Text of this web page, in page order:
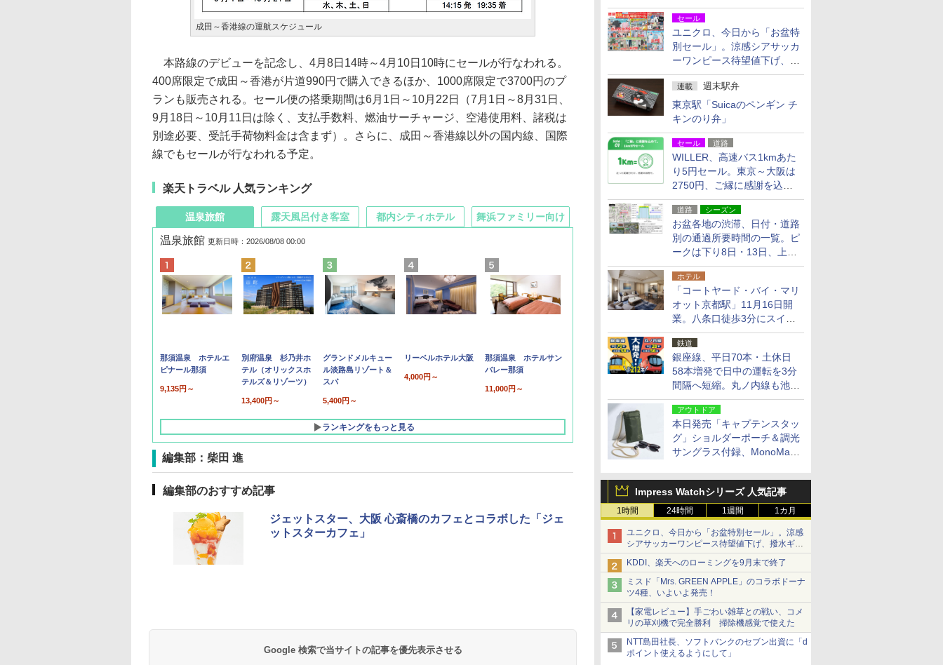
「空港西出口」の利用検討を
セール
ユニクロ、今日から「お盆特
別セール」。涼感シアサッカ
ーワンピース待望値下げ、撥
水ギアショーツは1990円に
連載 週末駅弁
東京駅「Suicaのペンギン チ
キンのり弁」
セール 道路
WILLER、高速バス1kmあた
り5円セール。東京～大阪は
2750円、ご縁に感謝を込め
た20周年記念キャンペーン
道路 シーズン
お盆各地の渋滞、日付・道路
別の通過所要時間の一覧。ピ
ークは下り8日・13日、上り
14日・15日
ホテル
「コートヤード・バイ・マリ
オット京都駅」11月16日開
業。八条口徒歩3分にスイー
ト含む全270室、ダイニング
も併設
鉄道
銀座線、平日70本・土休日
58本増発で日中の運転を3分
間隔へ短縮。丸ノ内線も池袋
～中野坂上を4分間隔に
アウトドア
本日発売「キャプテンスタッ
グ」ショルダーポーチ＆調光
サングラス付録、MonoMax
Impress Watchシリーズ 人気記事
1時間 24時間 1週間 1カ月
ユニクロ、今日から「お盆特別セール」。涼感
シアサッカーワンピース待望値下げ、撥水ギア
ショーツは1990円に
KDDI、楽天へのローミングを9月末で終了
ミスド「Mrs. GREEN APPLE」のコラボドーナ
ツ4種、いよいよ発売！
【家電レビュー】手ごわい雑草との戦い、コメ
リの草刈機で完全勝利 掃除機感覚で使えた
NTT島田社長、ソフトバンクのセブン出資に「d
ポイント使えるようにして」
成田～香港線の運航スケジュール
本路線のデビューを記念し、4月8日14時～4月10日10時にセールが行なわれる。
400席限定で成田～香港が片道990円で購入できるほか、1000席限定で3700円のプ
ランも販売される。セール便の搭乗期間は6月1日～10月22日（7月1日～8月31日、
9月18日～10月11日は除く、支払手数料、燃油サーチャージ、空港使用料、諸税は
別途必要、受託手荷物料金は含まず）。さらに、成田～香港線以外の国内線、国際
線でもセールが行なわれる予定。
楽天トラベル 人気ランキング
温泉旅館
温泉旅館 更新日時：2026/08/08 00:00
那須温泉 ホテルエ
ピナール那須
9,135円～
別府温泉 杉乃井ホ
テル（オリックスホ
テルズ＆リゾーツ）
13,400円～
グランドメルキュー
ル淡路島リゾート＆
スパ
5,400円～
リーベルホテル大阪
4,000円～
那須温泉 ホテルサン
バレー那須
11,000円～
ランキングをもっと見る
露天風呂付き客室 都内シティホテル 舞浜ファミリー向け
編集部：柴田 進
編集部のおすすめ記事
ジェットスター、大阪 心斎橋のカフェとコラボした「ジェ
ットスターカフェ」
Google 検索で当サイトの記事を優先表示させる